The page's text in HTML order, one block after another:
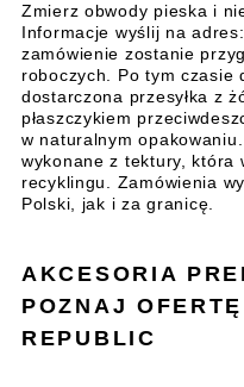
Zmierz obwody pieska i
Informacje wyślij na adres:
zamówienie zostanie
roboczych. Po tym czasie
dostarczona przesyłka z
płaszczykiem
w naturalnym
wykonane z tektury, która
recyklingu. Zamówienia
Polski, jak i za granicę.
AKCESORIA
POZNAJ
REPUBLIC